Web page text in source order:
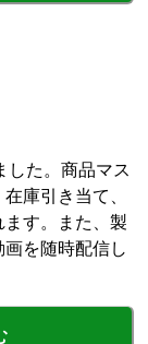
した。商品マス
庫引き当て、
す。また、製
を随時配信し